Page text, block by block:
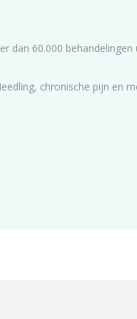
dan 60.000
chronische pijn en